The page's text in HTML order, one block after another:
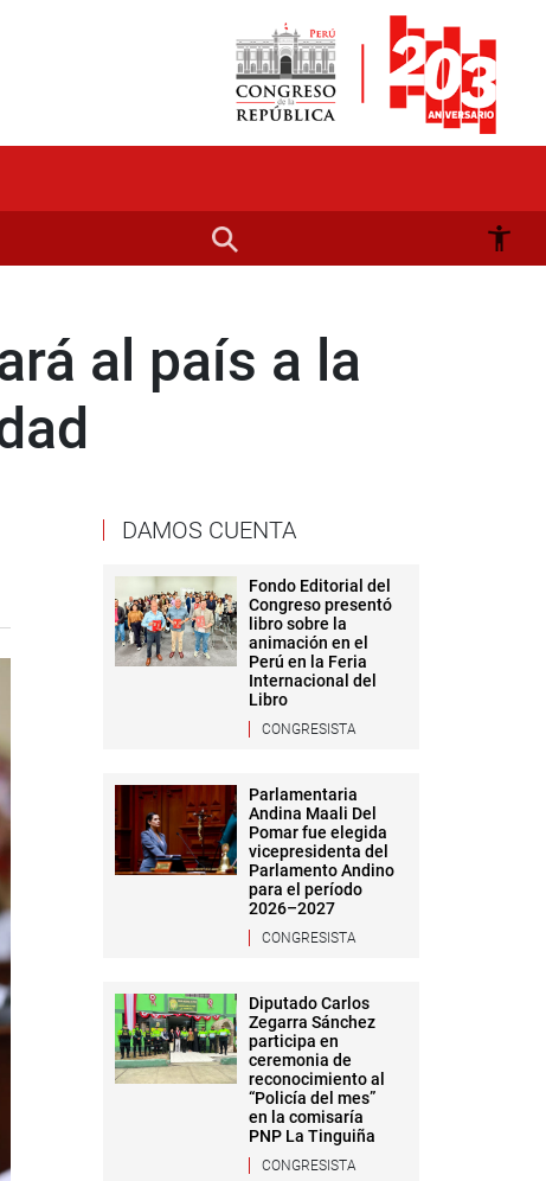
al país a la
DAMOS CUENTA
Fondo Editorial del
Congreso presentó
libro sobre la
animación en el
Perú en la Feria
Internacional del
Libro
CONGRESISTA
Parlamentaria
Andina Maali Del
Pomar fue elegida
vicepresidenta del
Parlamento Andino
para el período
2026–2027
CONGRESISTA
Diputado Carlos
Zegarra Sánchez
participa en
ceremonia de
reconocimiento al
“Policía del mes”
en la comisaría
PNP La Tinguiña
CONGRESISTA